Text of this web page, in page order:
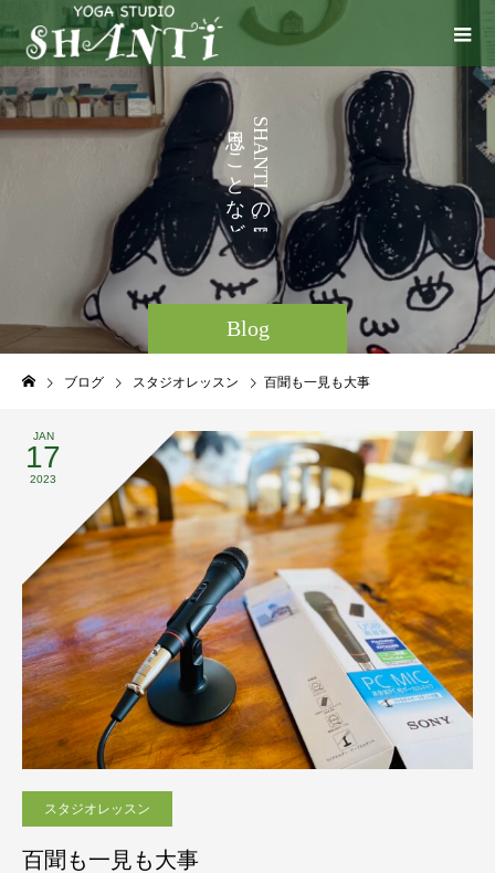
Blog
S
H
A
N
T
I
の
。
う
こ
と
な
ど
い
ろ
い
ろ
と
ブログ スタジオレッスン 百聞も一見も大事
JAN
17
2023
スタジオレッスン
百聞も一見も大事